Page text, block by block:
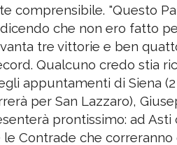
comprensibile. "Questo
che non ero fatto
vanta tre vittorie e ben
Qualcuno credo stia
appuntamenti di Siena
per San Lazzaro),
prontissimo: ad Asti
Contrade che